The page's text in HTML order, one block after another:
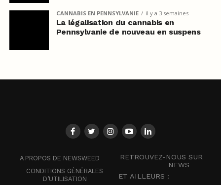
CANNABIS EN PENNSYLVANIE il y a 3 semaines
La légalisation du cannabis en
Pennsylvanie de nouveau en suspens
A PROPOS DE NEWSWEED
CONDITIONS GÉNÉRALES
D’UTILISATION
RETROUVEZ-NOUS SUR
NEWS
ET AILLEURS :